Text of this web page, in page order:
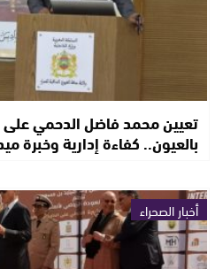
تعيين محمد فاضل الدحمي
بالعيون.. كفاءة إدارية وخبرة
أخبار الصحراء